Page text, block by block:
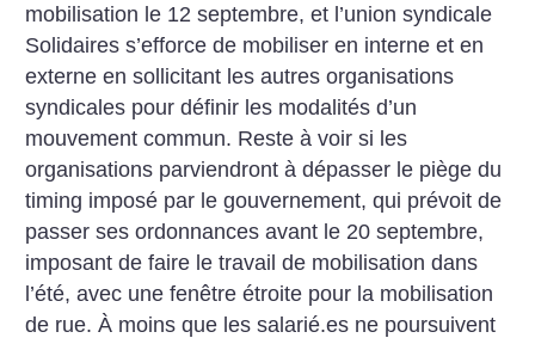
mobilisation le 12 septembre, et l’union syndicale
Solidaires s’efforce de mobiliser en interne et en
externe en sollicitant les autres organisations
syndicales pour définir les modalités d’un
mouvement commun. Reste à voir si les
organisations parviendront à dépasser le piège du
timing imposé par le gouvernement, qui prévoit de
passer ses ordonnances avant le 20 septembre,
imposant de faire le travail de mobilisation dans
l’été, avec une fenêtre étroite pour la mobilisation
de rue. À moins que les salarié.es ne poursuivent